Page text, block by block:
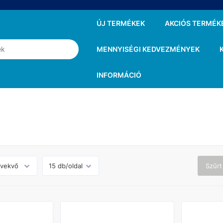
ÚJ TERMÉKEK AKCIÓS
MENNYISÉGI KEDVEZMÉNYEK
INFORMÁCIÓ